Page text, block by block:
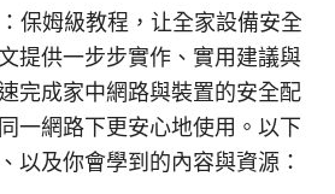
保姆級教程，让全家設備安全
提供一步步實作、實用建議與
完成家中網路與裝置的安全配
一網路下更安心地使用。以下
以及你會學到的內容與資源：